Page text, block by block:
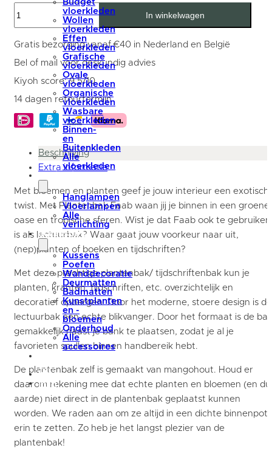
Budget
vloerkleden
Wollen
vloerkleden
Effen
vloerkleden
Grafische
vloerkleden
Ovale
vloerkleden
Organische
vloerkleden
Wasbare
vloerkleden
Binnen-
en
Buitenkleden
Alle
vloerkleden
Hanglampen
Vloerlampen
Alle
verlichting
accessoires
Kussens
Poefen
Wanddecoratie
Deurmatten
Badmatten
Kunstplanten
en -
bloemen
Onderhoud
Alle
accessoires
sale
blog
Mijn
Plantenbak
Faab
Mangohout
84
aantal
In winkelwagen
Gratis bezorging vanaf €40 in Nederland en België
Bel of mail voor deskundig advies
Kiyoh score: 9,5/10
14 dagen retourtermijn
Beschrijving
Extra informatie
Met bloemen en planten geef je jouw interieur een
twist. Met Plantenbak Faab waan jij je binnen in een groene
oase en tropische sferen. Wist je dat Faab ook te gebruiken
is als lectuurbak? Waar gaat jouw voorkeur naar uit,
(nep)planten of boeken en tijdschriften?
Met deze prachtige plantenbak/ tijdschriftenbak kun je
planten, kranten, tijdschriften, etc. overzichtelijk en
decoratief opbergen. Door het moderne, stoere design is de
lectuurbak een echte blikvanger. Door het formaat is de bak
gemakkelijk naast je bank te plaatsen, zodat je al je
favorieten spullen binnen handbereik hebt.
De plantenbak zelf is gemaakt van mangohout. Houd er
daarom rekening mee dat echte planten en bloemen (en
aarde) niet direct in de plantenbak geplaatst kunnen
worden. We raden aan om ze altijd in een dichte binnenpot
erin te zetten. Zo heb je het langst plezier van de
plantenbak!